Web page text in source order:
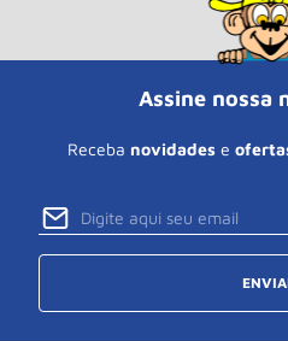
Assine nossa
Receba novidades e